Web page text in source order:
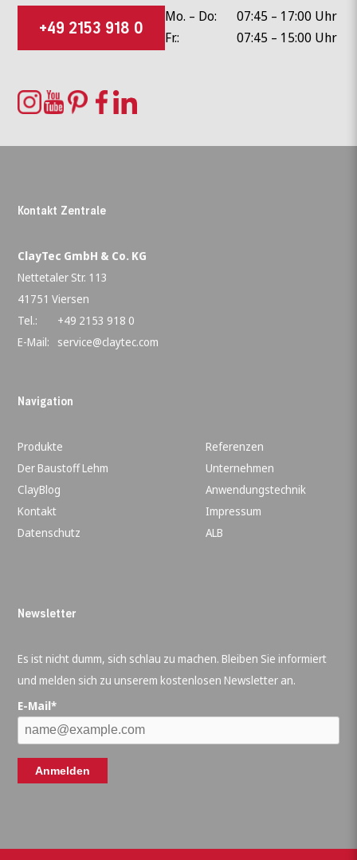
+49 2153 918 0
Mo. – Do:
07:45 – 17:00 Uhr
Fr.:
07:45 – 15:00 Uhr
Kontakt Zentrale
ClayTec GmbH & Co. KG
Nettetaler Str. 113
41751 Viersen
Tel.:
+49 2153 918 0
E-Mail:
service@claytec.com
Navigation
Produkte
Referenzen
Der Baustoff Lehm
Unternehmen
ClayBlog
Anwendungstechnik
Kontakt
Impressum
Datenschutz
ALB
Newsletter
Es ist nicht dumm, sich schlau zu machen. Bleiben Sie informiert
und melden sich zu unserem kostenlosen Newsletter an.
E-Mail*
Anmelden